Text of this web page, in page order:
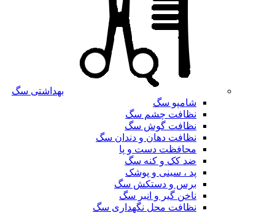
بهداشتی سگ
شامپو سگ
نظافت چشم سگ
نظافت گوش سگ
نظافت دهان و دندان سگ
محافظت دست و پا
ضد کک و کنه سگ
پد ، سینی و پوشک
برس و دستکش سگ
ناخن گیر و انبر سگ
نظافت محل نگهداری سگ